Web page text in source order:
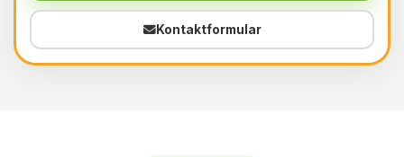
Kontaktformular